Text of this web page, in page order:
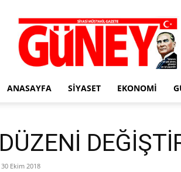
Gazete
Güney
ANASAYFA SIYASET EKONOMI
DÜZENİ
30 Ekim 2018